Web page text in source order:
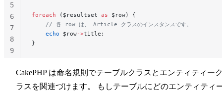
foreach ($resultset as $row) {
    // 各 row は、 Article クラスのインスタンスです。
    echo
$row->title;
}
5
6
7
8
9
CakePHP は命名規則でテーブルクラスとエンティティー
ラスを関連づけます。 もしテーブルにどのエンティティ